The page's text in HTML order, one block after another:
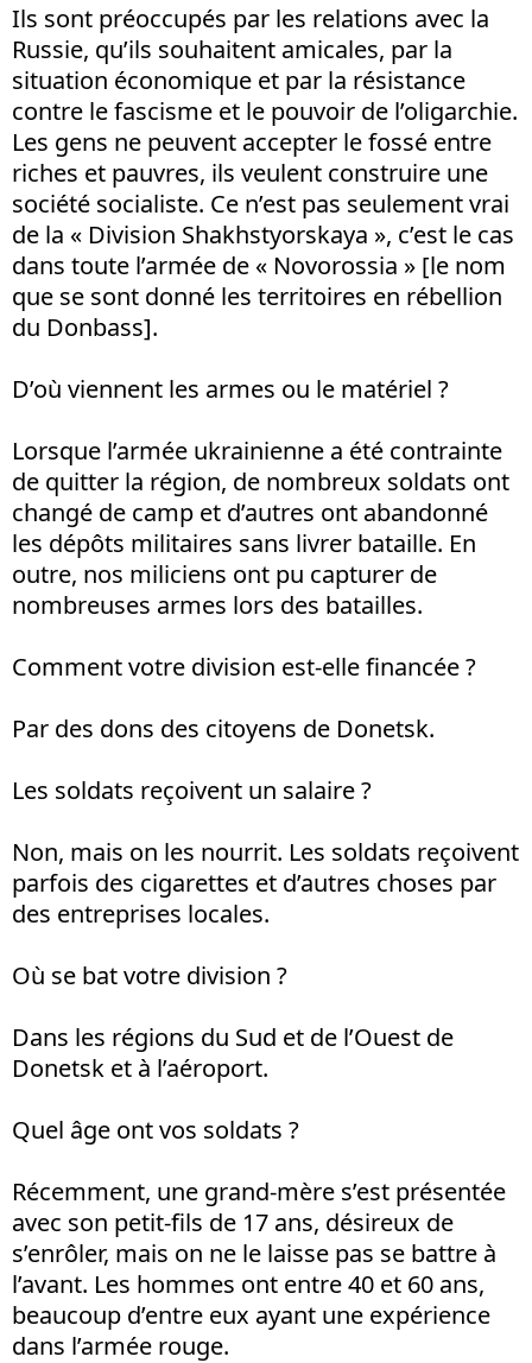
Ils sont préoccupés par les relations avec la
Russie, qu’ils souhaitent amicales, par la
situation économique et par la résistance
contre le fascisme et le pouvoir de l’oligarchie.
Les gens ne peuvent accepter le fossé entre
riches et pauvres, ils veulent construire une
société socialiste. Ce n’est pas seulement vrai
de la « Division Shakhstyorskaya », c’est le cas
dans toute l’armée de « Novorossia » [le nom
que se sont donné les territoires en rébellion
du Donbass].
D’où viennent les armes ou le matériel ?
Lorsque l’armée ukrainienne a été contrainte
de quitter la région, de nombreux soldats ont
changé de camp et d’autres ont abandonné
les dépôts militaires sans livrer bataille. En
outre, nos miliciens ont pu capturer de
nombreuses armes lors des batailles.
Comment votre division est-elle financée ?
Par des dons des citoyens de Donetsk.
Les soldats reçoivent un salaire ?
Non, mais on les nourrit. Les soldats reçoivent
parfois des cigarettes et d’autres choses par
des entreprises locales.
Où se bat votre division ?
Dans les régions du Sud et de l’Ouest de
Donetsk et à l’aéroport.
Quel âge ont vos soldats ?
Récemment, une grand-mère s’est présentée
avec son petit-fils de 17 ans, désireux de
s’enrôler, mais on ne le laisse pas se battre à
l’avant. Les hommes ont entre 40 et 60 ans,
beaucoup d’entre eux ayant une expérience
dans l’armée rouge.